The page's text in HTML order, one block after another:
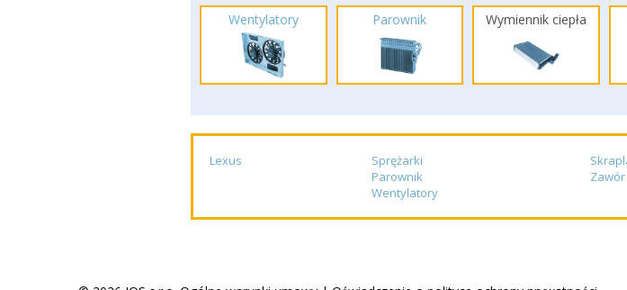
Wentylatory Parownik Wymiennik ciepła
Lexus Sprężarki
Parownik
Wentylatory